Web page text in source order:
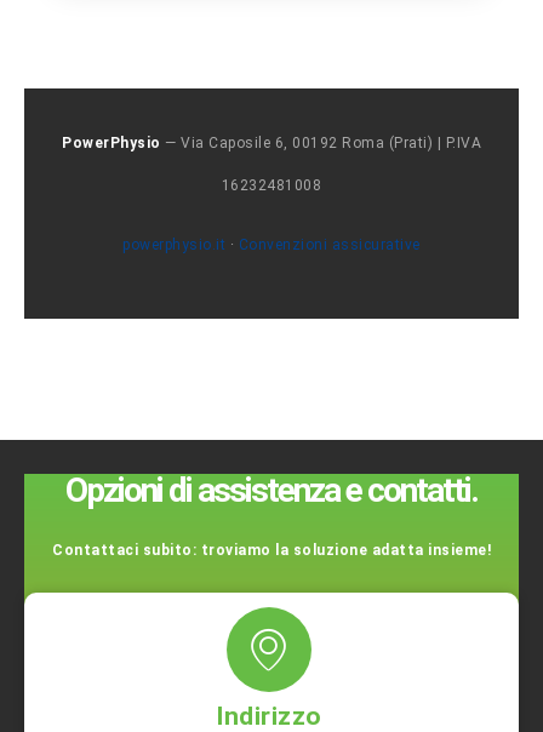
PowerPhysio — Via Caposile 6, 00192 Roma (Prati) | P.IVA
16232481008
powerphysio.it · Convenzioni assicurative
Opzioni di assistenza e contatti.
Contattaci subito: troviamo la soluzione adatta insieme!
Indirizzo